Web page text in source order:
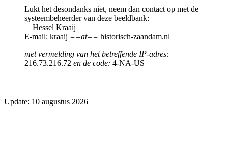
Lukt het desondanks niet, neem dan contact op met de
systeembeheerder van deze beeldbank:
Hessel Kraaij
E-mail: kraaij ==at== historisch-zaandam.nl
met vermelding van het betreffende IP-adres:
216.73.216.72 en de code: 4-NA-US
Update: 10 augustus 2026